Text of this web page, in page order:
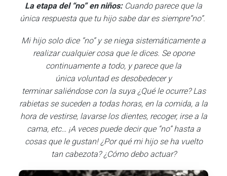
La etapa del “no” en niños:Cuando parece que la
única respuesta que tu hijo sabe dar es siempre“no”.
Mi hijo solo dice “no” y se niega sistemáticamente a
realizar cualquier cosa que le dices. Se opone
continuamente a todo, y parece que la
única voluntad es desobedecer y
terminar saliéndose con la suya ¿Qué le ocurre? Las
rabietas se suceden a todas horas, en la comida, a la
hora de vestirse, lavarse los dientes, recoger, irse a la
cama, etc… ¡A veces puede decir que “no” hasta a
cosas que le gustan! ¿Por qué mi hijo se ha vuelto
tan cabezota? ¿Cómo debo actuar?